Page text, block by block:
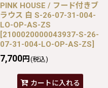
PINK HOUSE / フード付きブ
ラウス 白 S-26-07-31-004-
LO-OP-AS-ZS
[2100020000043937-S-26-
07-31-004-LO-OP-AS-ZS]
7,700円 (税込)
カートに入れる